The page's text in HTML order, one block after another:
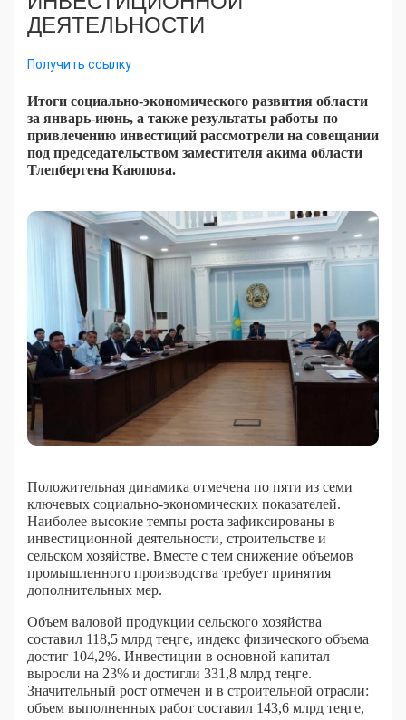
ДЕЯТЕЛЬНОСТИ
Получить ссылку
Итоги социально-экономического развития области
за январь-июнь, а также результаты работы по
привлечению инвестиций рассмотрели на совещании
под председательством заместителя акима области
Тлепбергена Каюпова.
Положительная динамика отмечена по пяти из семи
ключевых социально-экономических показателей.
Наиболее высокие темпы роста зафиксированы в
инвестиционной деятельности, строительстве и
сельском хозяйстве. Вместе с тем снижение объемов
промышленного производства требует принятия
дополнительных мер.
Объем валовой продукции сельского хозяйства
составил 118,5 млрд теңге, индекс физического объема
достиг 104,2%. Инвестиции в основной капитал
выросли на 23% и достигли 331,8 млрд теңге.
Значительный рост отмечен и в строительной отрасли:
объем выполненных работ составил 143,6 млрд теңге,